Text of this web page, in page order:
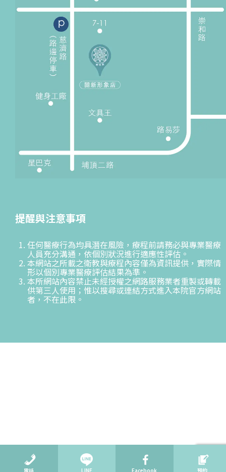
提醒與注意事項
任何醫療行為均具潛在風險，療程前請務必與專業醫療
人員充分溝通，依個別狀況進行適應性評估。
本網站之所載之衛教與療程內容僅為資訊提供，實際情
形以個別專業醫療評估結果為準。
本所網站內容禁止未經授權之網路服務業者重製或轉載
供第三人使用；惟以搜尋或連結方式進入本院官方網站
者，不在此限。
電話 LINE Facebook 預約